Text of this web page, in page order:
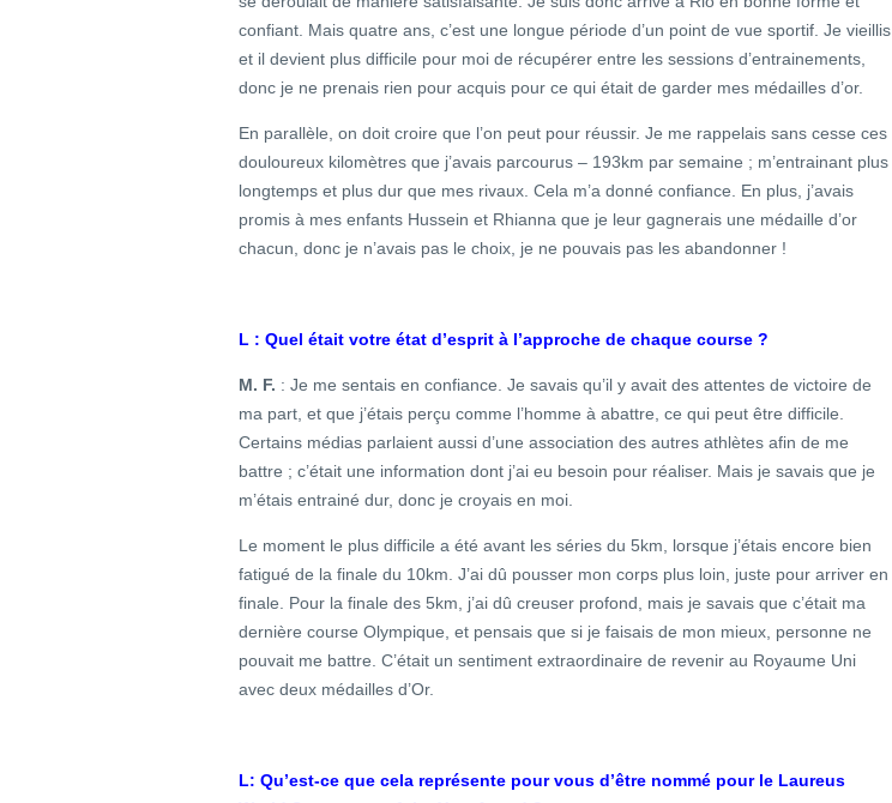
confiant. Mais quatre ans, c’est une longue période d’un point de vue sportif. Je vieillis
et il devient plus difficile pour moi de récupérer entre les sessions d’entrainements,
donc je ne prenais rien pour acquis pour ce qui était de garder mes médailles d’or.
En parallèle, on doit croire que l’on peut pour réussir. Je me rappelais sans cesse ces
douloureux kilomètres que j’avais parcourus – 193km par semaine ; m’entrainant plus
longtemps et plus dur que mes rivaux. Cela m’a donné confiance. En plus, j’avais
promis à mes enfants Hussein et Rhianna que je leur gagnerais une médaille d’or
chacun, donc je n’avais pas le choix, je ne pouvais pas les abandonner !
L : Quel était votre état d’esprit à l’approche de chaque course ?
M. F. : Je me sentais en confiance. Je savais qu’il y avait des attentes de victoire de
ma part, et que j’étais perçu comme l’homme à abattre, ce qui peut être difficile.
Certains médias parlaient aussi d’une association des autres athlètes afin de me
battre ; c’était une information dont j’ai eu besoin pour réaliser. Mais je savais que je
m’étais entrainé dur, donc je croyais en moi.
Le moment le plus difficile a été avant les séries du 5km, lorsque j’étais encore bien
fatigué de la finale du 10km. J’ai dû pousser mon corps plus loin, juste pour arriver en
finale. Pour la finale des 5km, j’ai dû creuser profond, mais je savais que c’était ma
dernière course Olympique, et pensais que si je faisais de mon mieux, personne ne
pouvait me battre. C’était un sentiment extraordinaire de revenir au Royaume Uni
avec deux médailles d’Or.
L: Qu’est-ce que cela représente pour vous d’être nommé pour le Laureus